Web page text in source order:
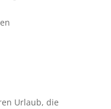
Urlaub, die